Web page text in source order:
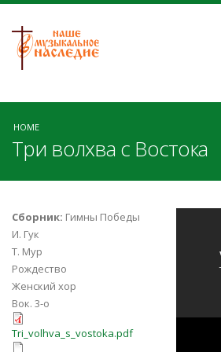
HOME
Три волхва с Востока
Сборник: Гимны Победы
И. Гук
Т. Мур
Рождество
Женский хор
Вок. 3-о
Tri_volhva_s_vostoka.pdf